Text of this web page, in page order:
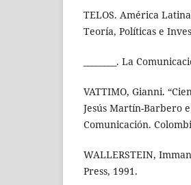
TELOS. América
Teoría, Políticas e
________. La
VATTIMO, Gianni.
Jesús Martín-Barbero
Comunicación.
WALLERSTEIN,
Press, 1991.